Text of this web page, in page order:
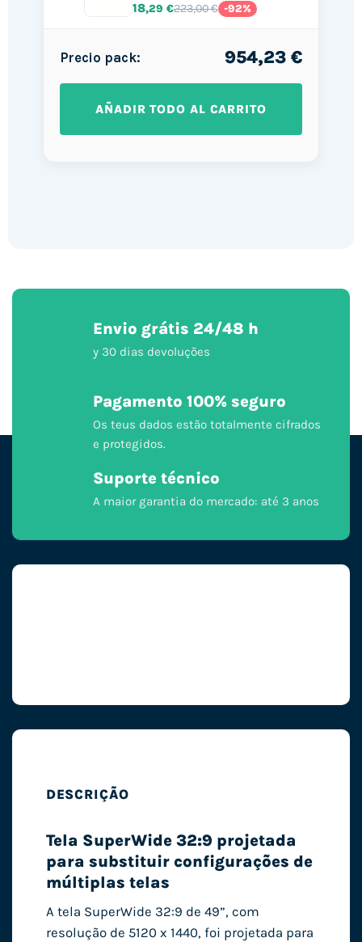
18,29 €223,00 € -92%
Precio pack: 954,23 €
AÑADIR TODO AL CARRITO
Envio grátis 24/48 h
y 30 dias devoluções
Pagamento 100% seguro
Os teus dados estão totalmente cifrados
e protegidos.
Suporte técnico
A maior garantia do mercado: até 3 anos
DESCRIÇÃO
Tela SuperWide 32:9 projetada
para substituir configurações de
múltiplas telas
A tela SuperWide 32:9 de 49”, com
resolução de 5120 x 1440, foi projetada para